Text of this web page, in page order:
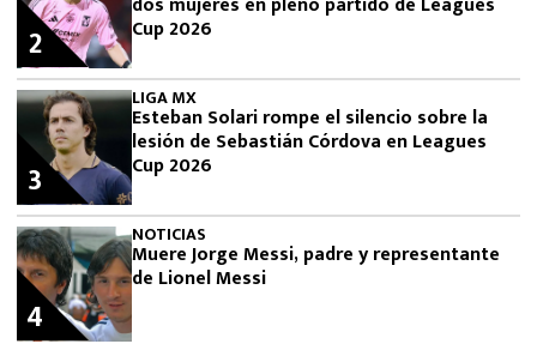
Cup 2026
2
LIGA MX
Esteban Solari rompe el silencio sobre la
lesión de Sebastián Córdova en Leagues
Cup 2026
3
NOTICIAS
Muere Jorge Messi, padre y representante
de Lionel Messi
4